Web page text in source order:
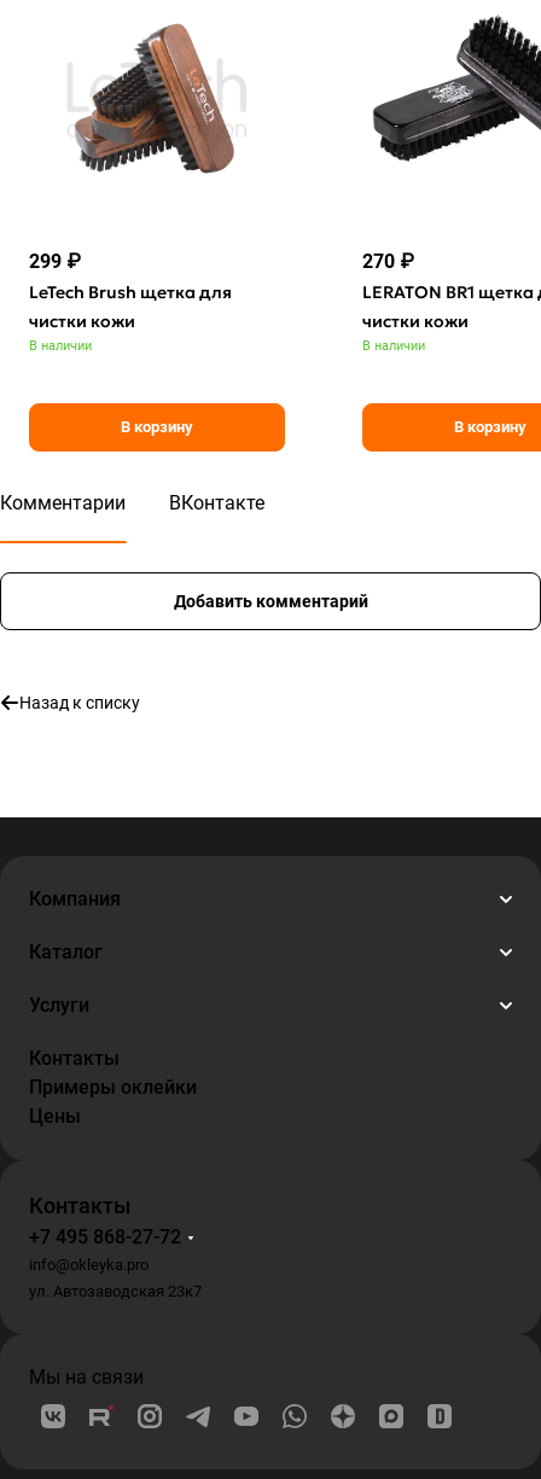
299 ₽
LeTech Brush щетка для
чистки кожи
В наличии
В корзину
270 ₽
LERATON BR1 щетка
чистки кожи
В наличии
В корзину
Комментарии ВКонтакте
Добавить комментарий
Назад к списку
Компания
Каталог
Услуги
Контакты
Примеры оклейки
Цены
Контакты
+7 495 868-27-72
info@okleyka.pro
ул. Автозаводская 23к7
Мы на связи